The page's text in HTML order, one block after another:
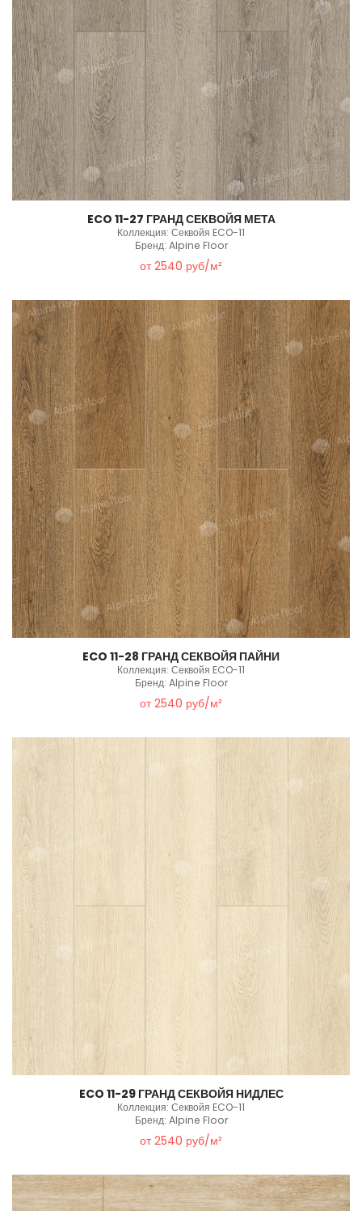
ECO 11-27 ГРАНД СЕКВОЙЯ МЕТА
Коллекция: Секвойя ECO-11
Бренд: Alpine Floor
от 2540 руб/м²
ECO 11-28 ГРАНД СЕКВОЙЯ ПАЙНИ
Коллекция: Секвойя ECO-11
Бренд: Alpine Floor
от 2540 руб/м²
ECO 11-29 ГРАНД СЕКВОЙЯ НИДЛЕС
Коллекция: Секвойя ECO-11
Бренд: Alpine Floor
от 2540 руб/м²